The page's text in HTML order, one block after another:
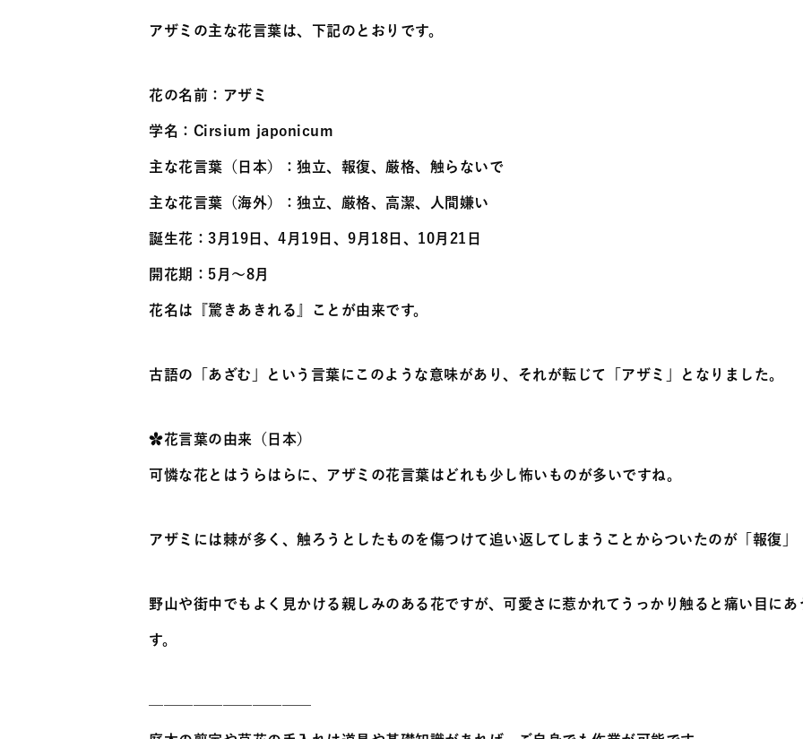
アザミの主な花言葉は、下記のとおりです。
花の名前：アザミ
学名：Cirsium japonicum
主な花言葉（日本）：独立、報復、厳格、触らないで
主な花言葉（海外）：独立、厳格、高潔、人間嫌い
誕生花：3月19日、4月19日、9月18日、10月21日
開花期：5月〜8月
花名は『驚きあきれる』ことが由来です。
古語の「あざむ」という言葉にこのような意味があり、それが転じて「アザミ」となりました。
✿花言葉の由来（日本）
可憐な花とはうらはらに、アザミの花言葉はどれも少し怖いものが多いですね。
アザミには棘が多く、触ろうとしたものを傷つけて追い返してしまうことからついたのが「報復」
野山や街中でもよく見かける親しみのある花ですが、可愛さに惹かれてうっかり触ると痛い目に
す。
———————————